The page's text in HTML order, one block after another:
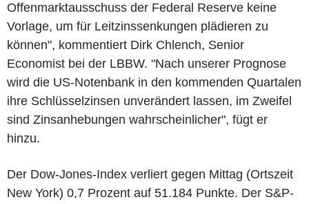
Offenmarktausschuss der Federal Reserve keine
Vorlage, um für Leitzinssenkungen plädieren zu
können", kommentiert Dirk Chlench, Senior
Economist bei der LBBW. "Nach unserer Prognose
wird die US-Notenbank in den kommenden Quartalen
ihre Schlüsselzinsen unverändert lassen, im Zweifel
sind Zinsanhebungen wahrscheinlicher", fügt er
hinzu.
Der Dow-Jones-Index verliert gegen Mittag (Ortszeit
New York) 0,7 Prozent auf 51.184 Punkte. Der S&P-